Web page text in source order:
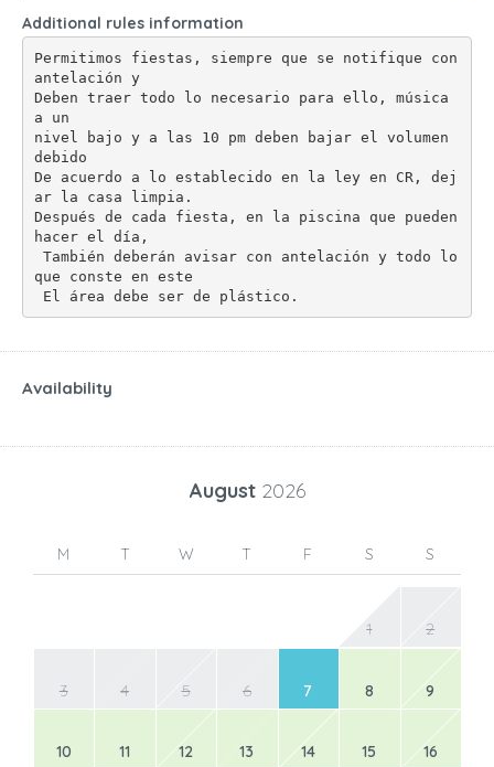
Additional rules information
Permitimos fiestas, siempre que se notifique con
antelación y
Deben traer todo lo necesario para ello, música
a un
nivel bajo y a las 10 pm deben bajar el volumen
debido
De acuerdo a lo establecido en la ley en CR, dej
ar la casa limpia.
Después de cada fiesta, en la piscina que pueden
hacer el día,
que conste en este
El área debe ser de plástico.
Availability
August 2026
M T W T F S S
1 2
3 4 5 6 7 8 9
10 11 12 13 14 15 16